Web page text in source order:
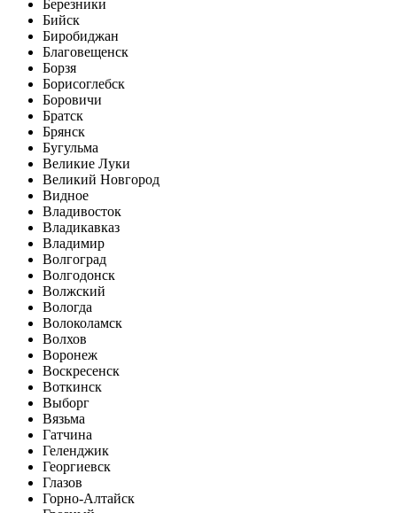
Березники
Бийск
Биробиджан
Благовещенск
Борзя
Борисоглебск
Боровичи
Братск
Брянск
Бугульма
Великие Луки
Великий Новгород
Видное
Владивосток
Владикавказ
Владимир
Волгоград
Волгодонск
Волжский
Вологда
Волоколамск
Волхов
Воронеж
Воскресенск
Воткинск
Выборг
Вязьма
Гатчина
Геленджик
Георгиевск
Глазов
Горно-Алтайск